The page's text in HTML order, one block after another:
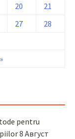
20
21
27
28
pentru
8 Август